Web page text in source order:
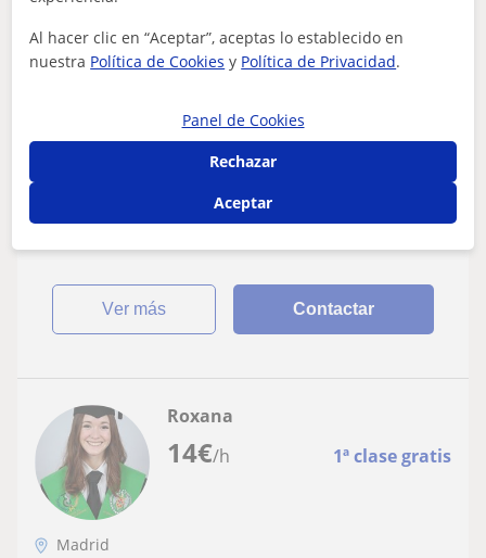
Madrid
Anatomía
Soy sanitaria, con más de 10 años de
experiencia en docencia, mi metodología
es muy clara acertiva y proporcional a la
necesidad de quien lo necesite
docencia universitaria, mi método de trabajo, y
experiencia profesional me han per...
ver más Contactar
14€/h 1ª clase gratis
Roxana
Madrid
Al hacer clic en “Aceptar”, aceptas lo establecido en
nuestra Política de Cookies y Política de Privacidad.
Panel de Cookies
Rechazar
Aceptar